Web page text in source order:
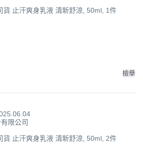
貨 止汗爽身乳液 清新舒涼, 50ml, 1件
檢舉
限公司
貨 止汗爽身乳液 清新舒涼, 50ml, 2件